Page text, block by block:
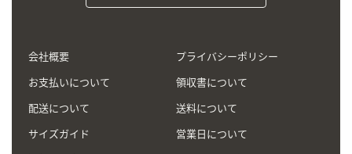
会社概要
プライバシーポリシー
お支払いについて
領収書について
配送について
送料について
サイズガイド
営業日について